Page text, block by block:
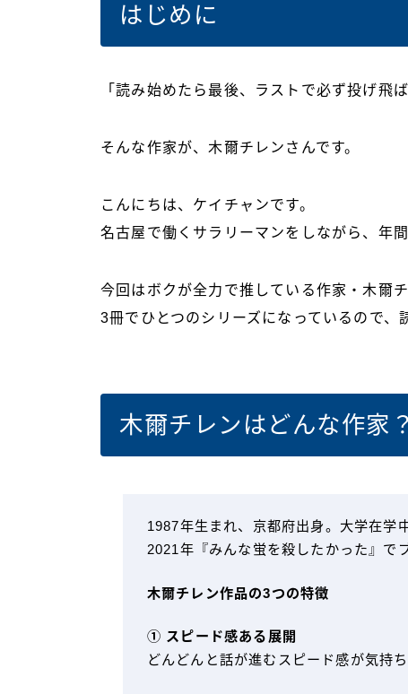
はじめに
「読み始めたら最後、ラストで必ず投げ飛ば
そんな作家が、木爾チレンさんです。
こんにちは、ケイチャンです。
名古屋で働くサラリーマンをしながら、年
今回はボクが全力で推している作家・木爾
3冊でひとつのシリーズになっているので、
木爾チレンはどんな作家？
1987年生まれ、京都府出身。大学在学
2021年『みんな蛍を殺したかった』で
木爾チレン作品の3つの特徴
① スピード感ある展開
どんどんと話が進むスピード感が気持